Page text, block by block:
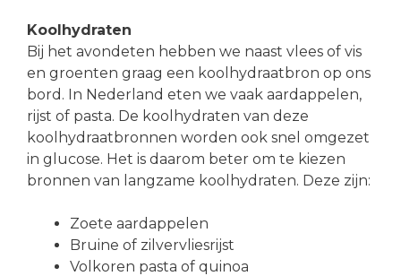
Koolhydraten
Bij het avondeten hebben we naast vlees of vis
en groenten graag een koolhydraatbron op ons
bord. In Nederland eten we vaak aardappelen,
rijst of pasta. De koolhydraten van deze
koolhydraatbronnen worden ook snel omgezet
in glucose. Het is daarom beter om te kiezen
bronnen van langzame koolhydraten. Deze zijn:
Zoete aardappelen
Bruine of zilvervliesrijst
Volkoren pasta of quinoa